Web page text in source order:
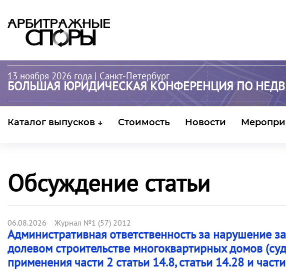
13 ноября 2026 года | Санкт-Петербург
БОЛЬШАЯ ЮРИДИЧЕСКАЯ КОНФЕРЕНЦИЯ ПО
Каталог выпусков ↓ Стоимость Новости
Обсуждение статьи
06.08.2026 Журнал №1 (57) 2012
Административная ответственность за нарушение
долевом строительстве многоквартирных домов
применения части 2 статьи 14.8, статьи 14.28 и